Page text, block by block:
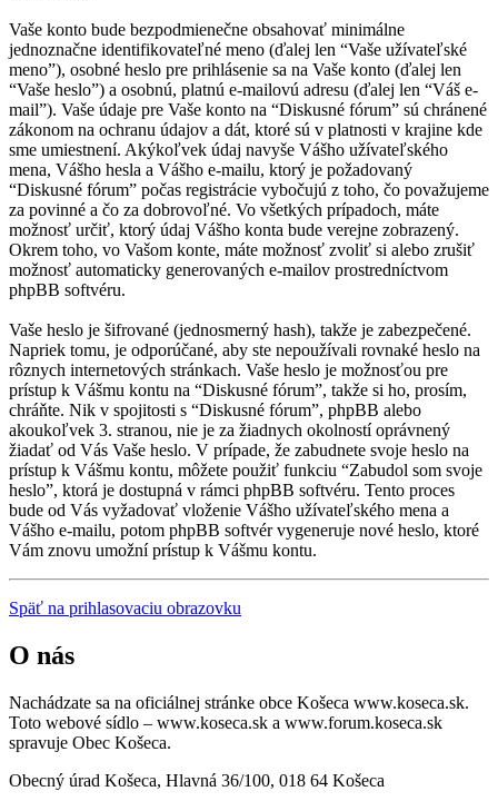
Vaše konto bude bezpodmienečne obsahovať minimálne
jednoznačne identifikovateľné meno (ďalej len “Vaše užívateľské
meno”), osobné heslo pre prihlásenie sa na Vaše konto (ďalej len
“Vaše heslo”) a osobnú, platnú e-mailovú adresu (ďalej len “Váš e-
mail”). Vaše údaje pre Vaše konto na “Diskusné fórum” sú chránené
zákonom na ochranu údajov a dát, ktoré sú v platnosti v krajine kde
sme umiestnení. Akýkoľvek údaj navyše Vášho užívateľského
mena, Vášho hesla a Vášho e-mailu, ktorý je požadovaný
“Diskusné fórum” počas registrácie vybočujú z toho, čo považujeme
za povinné a čo za dobrovoľné. Vo všetkých prípadoch, máte
možnosť určiť, ktorý údaj Vášho konta bude verejne zobrazený.
Okrem toho, vo Vašom konte, máte možnosť zvoliť si alebo zrušiť
možnosť automaticky generovaných e-mailov prostredníctvom
phpBB softvéru.
Vaše heslo je šifrované (jednosmerný hash), takže je zabezpečené.
Napriek tomu, je odporúčané, aby ste nepoužívali rovnaké heslo na
rôznych internetových stránkach. Vaše heslo je možnosťou pre
prístup k Vášmu kontu na “Diskusné fórum”, takže si ho, prosím,
chráňte. Nik v spojitosti s “Diskusné fórum”, phpBB alebo
akoukoľvek 3. stranou, nie je za žiadnych okolností oprávnený
žiadať od Vás Vaše heslo. V prípade, že zabudnete svoje heslo na
prístup k Vášmu kontu, môžete použiť funkciu “Zabudol som svoje
heslo”, ktorá je dostupná v rámci phpBB softvéru. Tento proces
bude od Vás vyžadovať vloženie Vášho užívateľského mena a
Vášho e-mailu, potom phpBB softvér vygeneruje nové heslo, ktoré
Vám znovu umožní prístup k Vášmu kontu.
Späť na prihlasovaciu obrazovku
O nás
Nachádzate sa na oficiálnej stránke obce Košeca www.koseca.sk.
Toto webové sídlo – www.koseca.sk a www.forum.koseca.sk
spravuje Obec Košeca.
Obecný úrad Košeca, Hlavná 36/100, 018 64 Košeca